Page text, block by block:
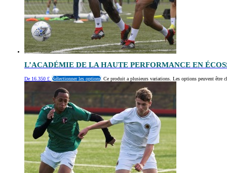
L’ACADÉMIE DE LA HAUTE PERFORMANCE EN
De 16.350 £ Sélectionner les options Ce produit a plusieurs variations. Les options peuvent être